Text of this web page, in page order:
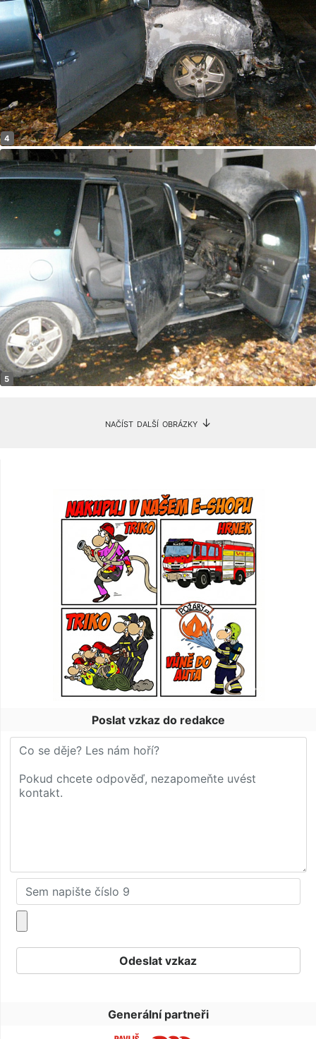
načíst další obrázky ↓
Poslat vzkaz do redakce
Generální partneři